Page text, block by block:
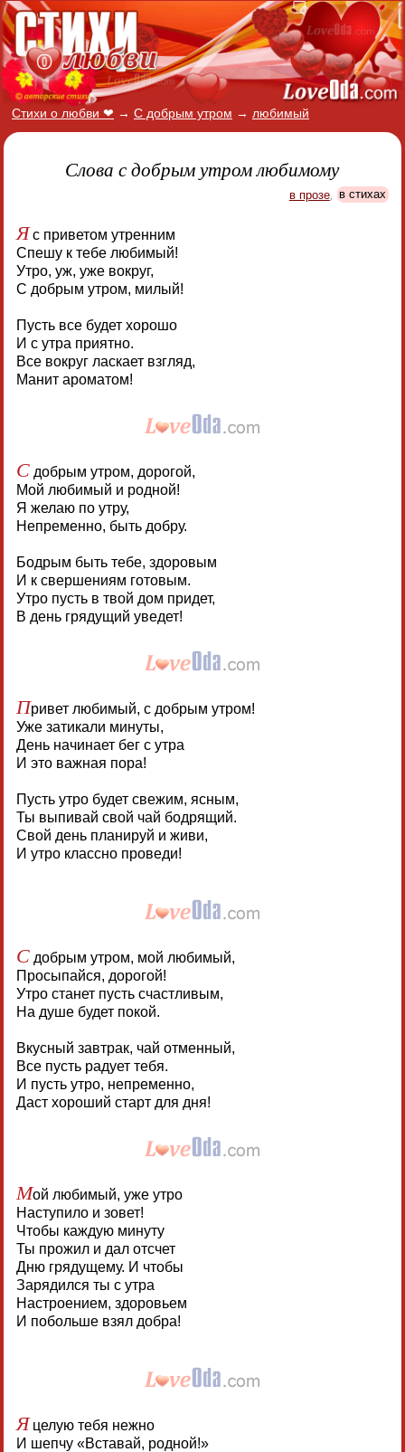
Стихи о любви ❤ → С добрым утром → любимый
Слова с добрым утром любимому
в прозе, в стихах
Яс приветом утренним
Спешу к тебе любимый!
Утро, уж, уже вокруг,
С добрым утром, милый!
Пусть все будет хорошо
И с утра приятно.
Все вокруг ласкает взгляд,
Манит ароматом!
Сдобрым утром, дорогой,
Мой любимый и родной!
Я желаю по утру,
Непременно, быть добру.
Бодрым быть тебе, здоровым
И к свершениям готовым.
Утро пусть в твой дом придет,
В день грядущий уведет!
Привет любимый, с добрым утром!
Уже затикали минуты,
День начинает бег с утра
И это важная пора!
Пусть утро будет свежим, ясным,
Ты выпивай свой чай бодрящий.
Свой день планируй и живи,
И утро классно проведи!
Сдобрым утром, мой любимый,
Просыпайся, дорогой!
Утро станет пусть счастливым,
На душе будет покой.
Вкусный завтрак, чай отменный,
Все пусть радует тебя.
И пусть утро, непременно,
Даст хороший старт для дня!
Мой любимый, уже утро
Наступило и зовет!
Чтобы каждую минуту
Ты прожил и дал отсчет
Дню грядущему. И чтобы
Зарядился ты с утра
Настроением, здоровьем
И побольше взял добра!
Яцелую тебя нежно
И шепчу «Вставай, родной!»